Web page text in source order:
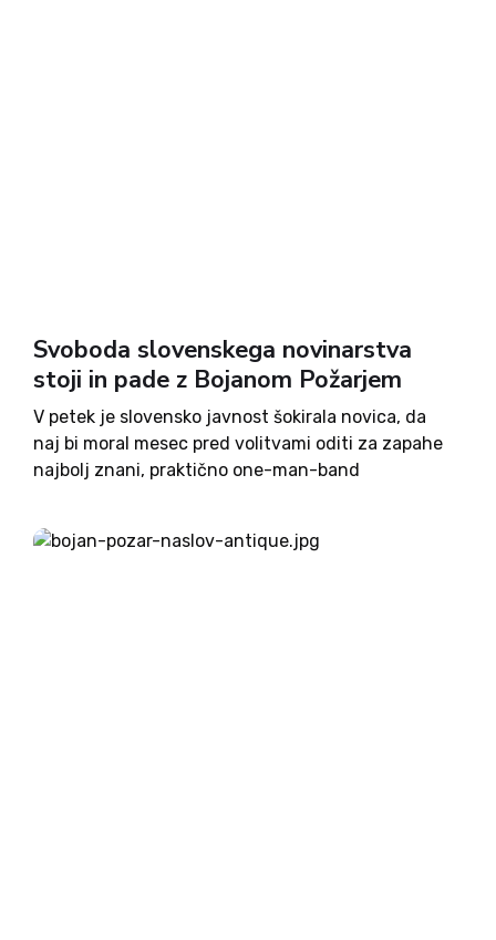
Svoboda slovenskega novinarstva
stoji in pade z Bojanom Požarjem
V petek je slovensko javnost šokirala novica, da
naj bi moral mesec pred volitvami oditi za zapahe
najbolj znani, praktično one-man-band
Požar. Kljub temu, da je bil po posegu Vrhovnega
sodišča sklep razveljavljen, se pojavlja serija...